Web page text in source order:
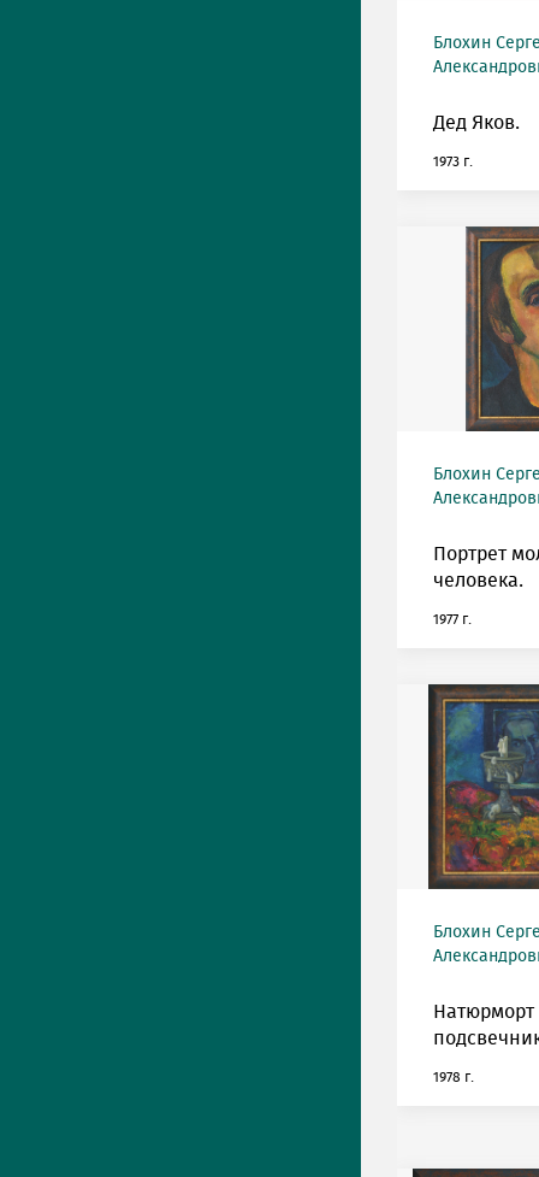
Блохин
Дед Яков.
1973 г.
Блохин
Портрет
человека.
1977 г.
Блохин
Натюрморт
1978 г.